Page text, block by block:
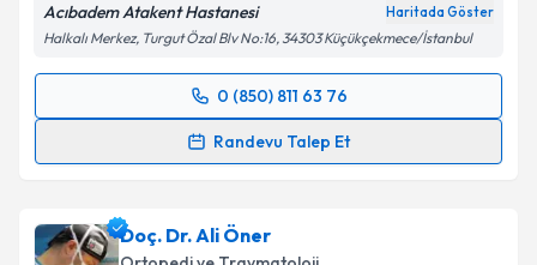
Acıbadem Atakent Hastanesi Haritada Göster
Halkalı Merkez, Turgut Özal Blv No:16, 34303 Küçükçekmece/İstanbul
0 (850) 811 63 76
Randevu Talep Et
Randevu Takvimi Talebi
takvim hazırlandığında e-posta ile bilgilendireceğiz.
Doç. Dr. Ali Öner